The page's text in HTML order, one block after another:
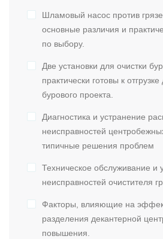
Шламовый насос против
основные различия и
по выбору.
Две установки для очистки
практически готовы к
бурового проекта.
Диагностика и устранение
неисправностей
типичные решения проблем
Техническое обслуживание и
неисправностей очистителя
Факторы, влияющие на
разделения декантерной
повышения.